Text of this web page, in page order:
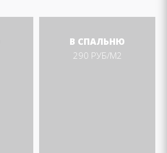
В СПАЛЬНЮ
290 РУБ/М2